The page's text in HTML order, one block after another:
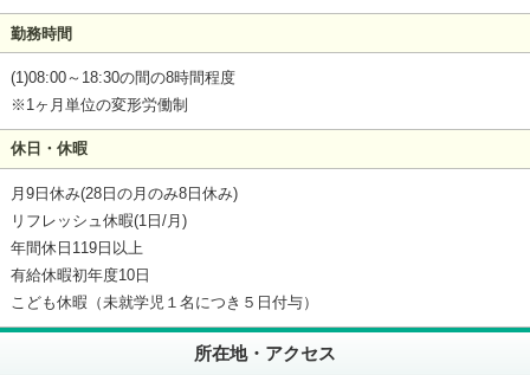
勤務時間
(1)08:00～18:30の間の8時間程度
※1ヶ月単位の変形労働制
休日・休暇
月9日休み(28日の月のみ8日休み)
リフレッシュ休暇(1日/月)
年間休日119日以上
有給休暇初年度10日
こども休暇（未就学児１名につき５日付与）
所在地・アクセス